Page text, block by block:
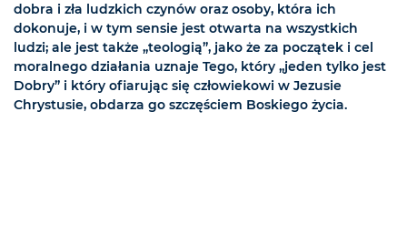
dobra i zła ludzkich czynów oraz osoby, która ich
dokonuje, i w tym sensie jest otwarta na wszystkich
ludzi; ale jest także „teologią”, jako że za początek i cel
moralnego działania uznaje Tego, który „jeden tylko jest
Dobry” i który ofiarując się człowiekowi w Jezusie
Chrystusie, obdarza go szczęściem Boskiego życia.